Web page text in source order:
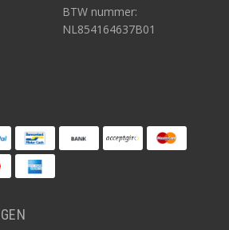
BTW nummer:
NL854164637B01